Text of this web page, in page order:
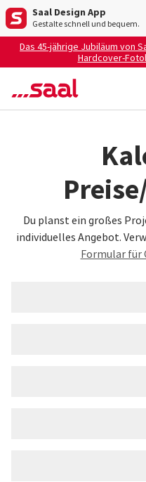
Saal Design App
Gestalte schnell und bequem.
Das 45-jährige Jubiläum von
Hardcover-
Du planst ein großes
individuelles Angebot.
Formular für